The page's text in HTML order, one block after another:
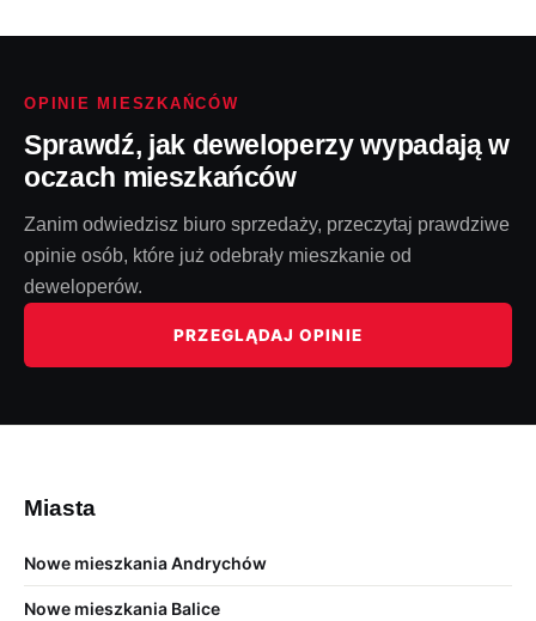
OPINIE MIESZKAŃCÓW
Sprawdź, jak deweloperzy wypadają w
oczach mieszkańców
Zanim odwiedzisz biuro sprzedaży, przeczytaj prawdziwe
opinie osób, które już odebrały mieszkanie od
deweloperów.
PRZEGLĄDAJ OPINIE
Miasta
Nowe mieszkania Andrychów
Nowe mieszkania Balice